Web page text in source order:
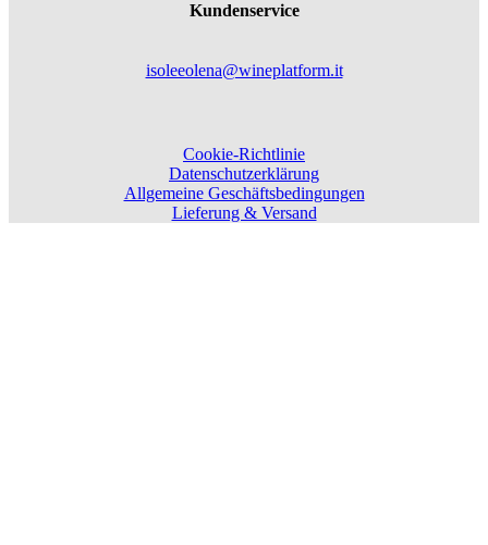
Kundenservice
isoleeolena@wineplatform.it
Cookie-Richtlinie
Datenschutzerklärung
Allgemeine Geschäftsbedingungen
Lieferung & Versand